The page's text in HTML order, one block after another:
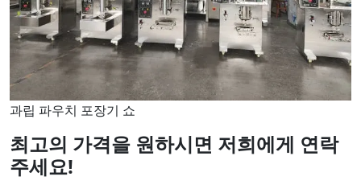
과립 파우치 포장기 쇼
최고의 가격을 원하시면 저희에게 연락
주세요!